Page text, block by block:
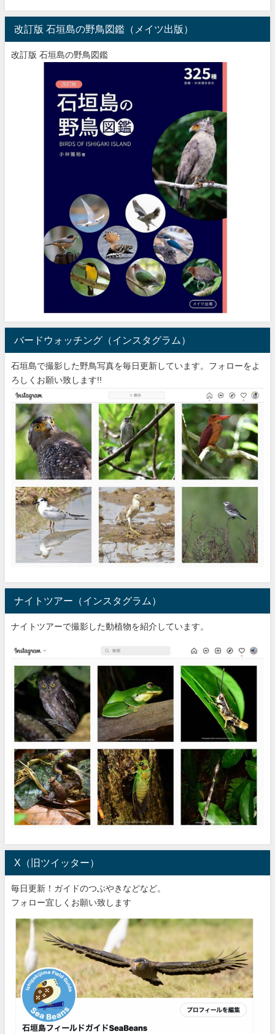
改訂版 石垣島の野鳥図鑑（メイツ出版）
改訂版 石垣島の野鳥図鑑
バードウォッチング（インスタグラム）
石垣島で撮影した野鳥写真を毎日更新しています。フォローをよ
ろしくお願い致します!!
ナイトツアー（インスタグラム）
ナイトツアーで撮影した動植物を紹介しています。
X（旧ツイッター）
毎日更新！ガイドのつぶやきなどなど。
フォロー宜しくお願い致します